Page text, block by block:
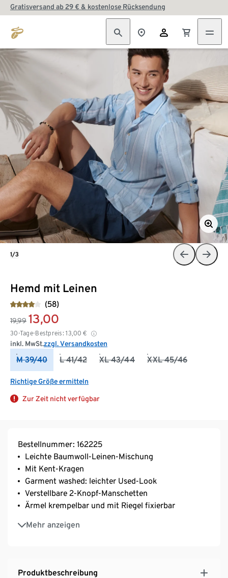
Gratisversand ab 29 € & kostenlose Rücksendung
Hemd mit Leinen
(58)
19,99 13,00
30-Tage-Bestpreis: 13,00 €
inkl. MwSt.zzgl. Versandkosten
M 39/40 L 41/42 XL 43/44 XXL 45/46
Richtige Größe ermitteln
Zur Zeit nicht verfügbar
1/3
Bestellnummer: 162225
Leichte Baumwoll-Leinen-Mischung
Mit Kent-Kragen
Garment washed: leichter Used-Look
Verstellbare 2-Knopf-Manschetten
Ärmel krempelbar und mit Riegel fixierbar
Mehr anzeigen
Modern Fit
Produktbeschreibung